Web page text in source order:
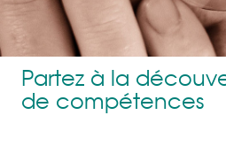
Partez à la
de compétences